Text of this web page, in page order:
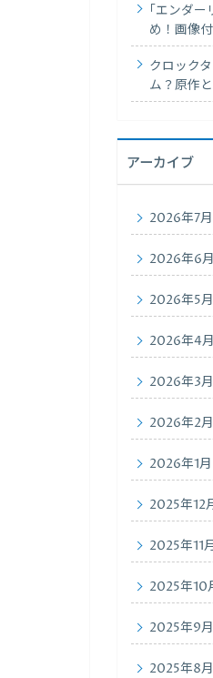
｢エンダー
め！画像
クロック
ム？原作
アーカイブ
2026年7月
2026年6月
2026年5月
2026年4月
2026年3月
2026年2月
2026年1月
2025年12
2025年11
2025年10
2025年9月
2025年8月